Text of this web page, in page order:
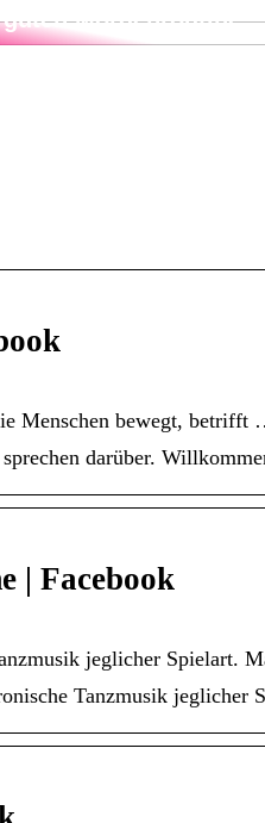
Morgenroutine
Menschen bewegt, betrifft
darüber.
| Facebook
jeglicher Spielart.
Tanzmusik